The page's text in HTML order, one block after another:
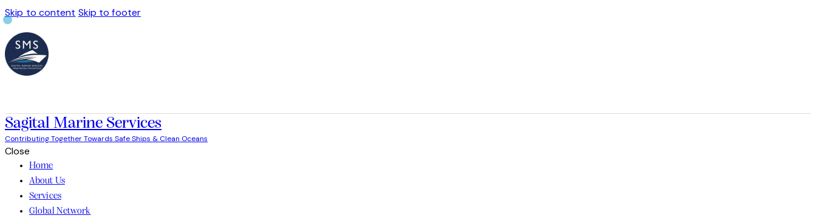
Skip to content Skip to footer
Sagital Marine Services
Contributing Together Towards Safe Ships & Clean Oceans
Close
Home
About Us
Services
Global Network